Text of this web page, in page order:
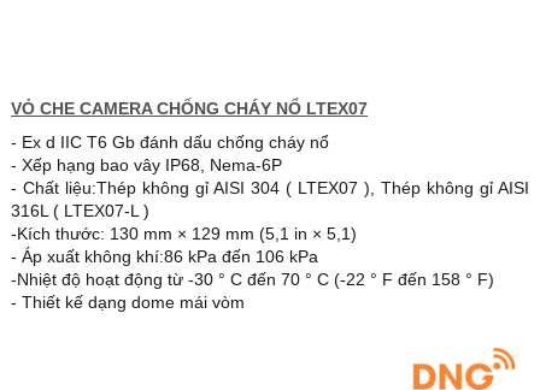
VỎ CHE CAMERA CHỐNG CHÁY NỔ LTEX07
- Ex d IIC T6 Gb đánh dấu chống cháy nổ
- Xếp hạng bao vây IP68, Nema-6P
- Chất liệu:Thép không gỉ AISI 304 ( LTEX07 ), Thép không gỉ AISI
316L ( LTEX07-L )
-Kích thước: 130 mm × 129 mm (5,1 in × 5,1)
- Áp xuất không khí:86 kPa đến 106 kPa
-Nhiệt độ hoạt động từ -30 ° C đến 70 ° C (-22 ° F đến 158 ° F)
- Thiết kế dạng dome mái vòm